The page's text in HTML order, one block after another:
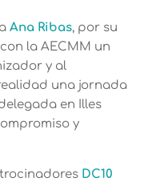
Ana Ribas, por su
la AECMM un
y al
una jornada
en Illes
y
DC10